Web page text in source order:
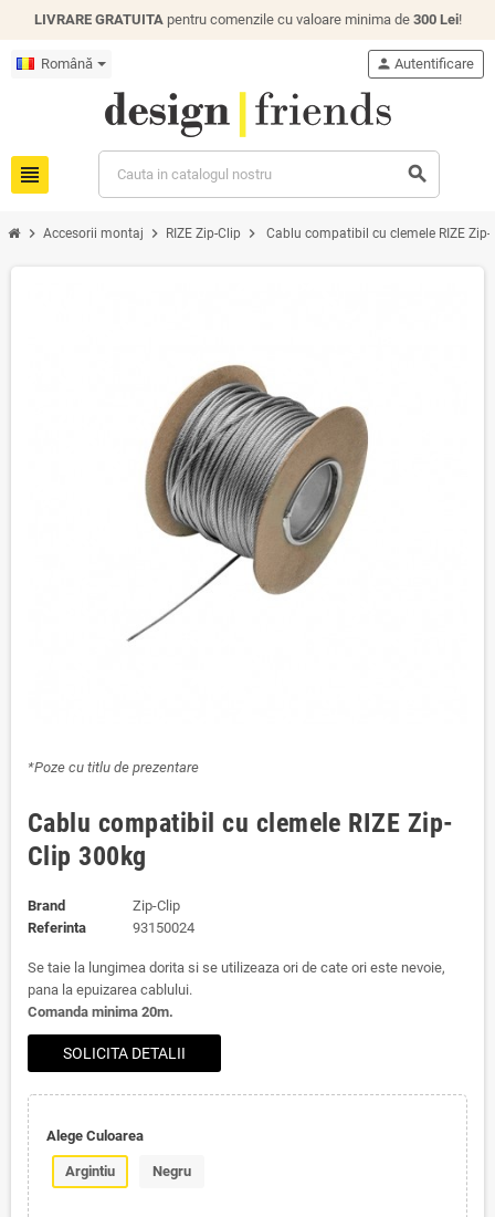
LIVRARE GRATUITApentru comenzile cu valoare minima de 300 Lei!
Română
view_headline search
person Autentificare
chevron_right Accesorii montaj chevron_right RIZE Zip-Clip chevron_right Cablu compatibil cu clemele RIZE
*Poze cu titlu de prezentare
Cablu compatibil cu clemele RIZE Zip-
Clip 300kg
Brand
Zip-Clip
Referinta
93150024
Se taie la lungimea dorita si se utilizeaza ori de cate ori este nevoie,
pana la epuizarea cablului.
Comanda minima 20m.
SOLICITA DETALII
Alege Culoarea
Argintiu Negru